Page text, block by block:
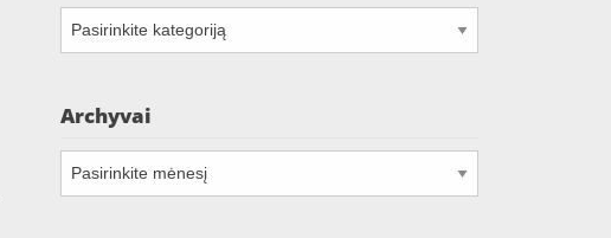
Kategorijos
Archyvai
Archyvai